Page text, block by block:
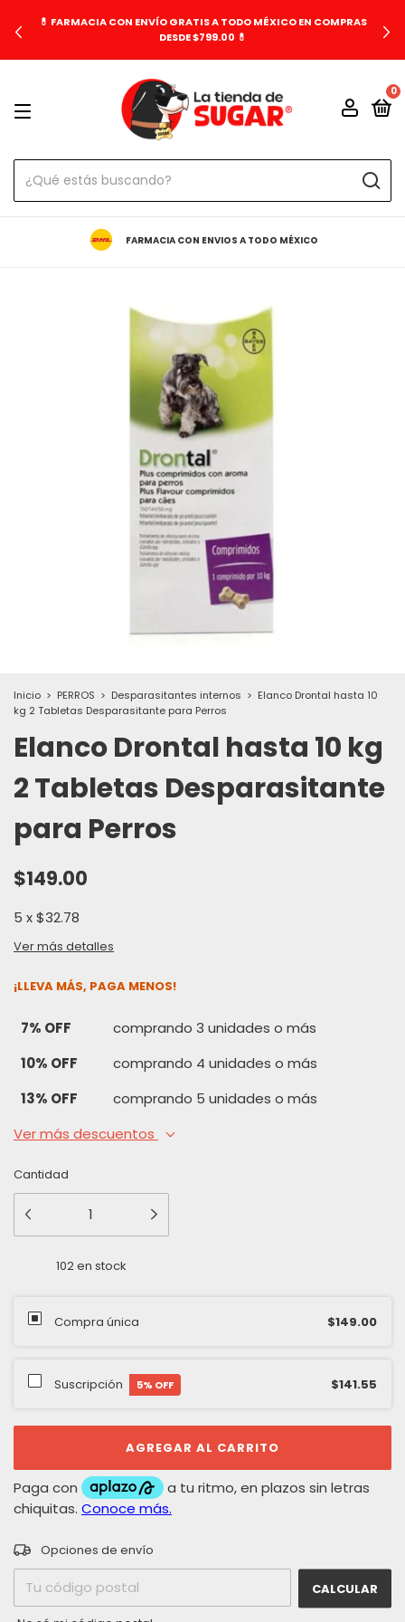
💊 FARMACIA CON ENVÍO GRATIS A TODO MÉXICO EN COMPRAS
DESDE $799.00 💊
0
FARMACIA CON ENVIOS A TODO MÉXICO
Inicio > PERROS > Desparasitantes internos > Elanco Drontal hasta 10
kg 2 Tabletas Desparasitante para Perros
Elanco Drontal hasta 10 kg
2 Tabletas Desparasitante
para Perros
$149.00
5 x$32.78
Ver más detalles
¡LLEVA MÁS, PAGA MENOS!
7% OFF
comprando 3 unidades o más
10% OFF
comprando 4 unidades o más
13% OFF
comprando 5 unidades o más
Ver más descuentos
Cantidad
102en stock
Compra única $149.00
Suscripción 5% OFF $141.55
Entregas para el CP:
Opciones de envío
CALCULAR